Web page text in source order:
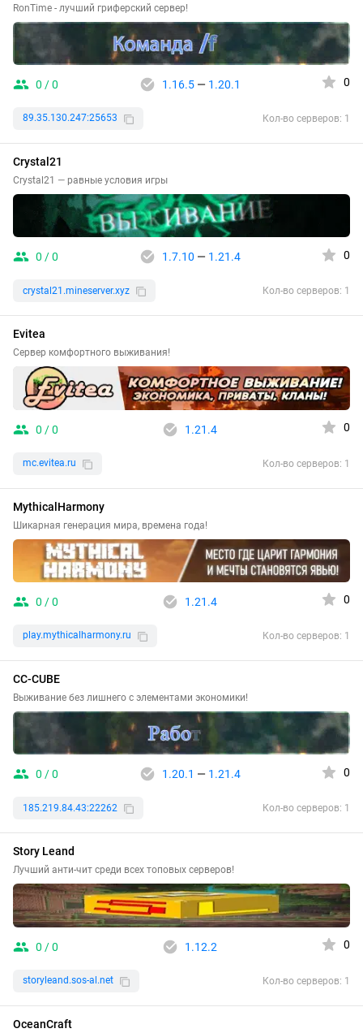
RonTime - лучший гриферский сервер!
0 / 0 1.16.5— 1.20.1 0
89.35.130.247:25653 Кол-во серверов: 1
Crystal21
Crystal21 — равные условия игры
0 / 0 1.7.10 — 1.21.4 0
crystal21.mineserver.xyz Кол-во серверов: 1
Evitea
Сервер комфортного выживания!
0 / 0 1.21.4 0
mc.evitea.ru Кол-во серверов: 1
MythicalHarmony
Шикарная генерация мира, времена года!
0 / 0 1.21.4 0
play.mythicalharmony.ru Кол-во серверов: 1
CC-CUBE
Выживание без лишнего с элементами экономики!
0 / 0 1.20.1 — 1.21.4 0
185.219.84.43:22262 Кол-во серверов: 1
Story Leand
Лучший анти-чит среди всех топовых серверов!
0 / 0 1.12.2 0
storyleand.sos-al.net Кол-во серверов: 1
OceanCraft